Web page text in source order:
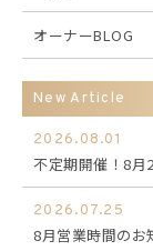
オーナーBLOG
New Article
2026.08.01
不定期開催！8月
2026.07.25
8月営業時間のお